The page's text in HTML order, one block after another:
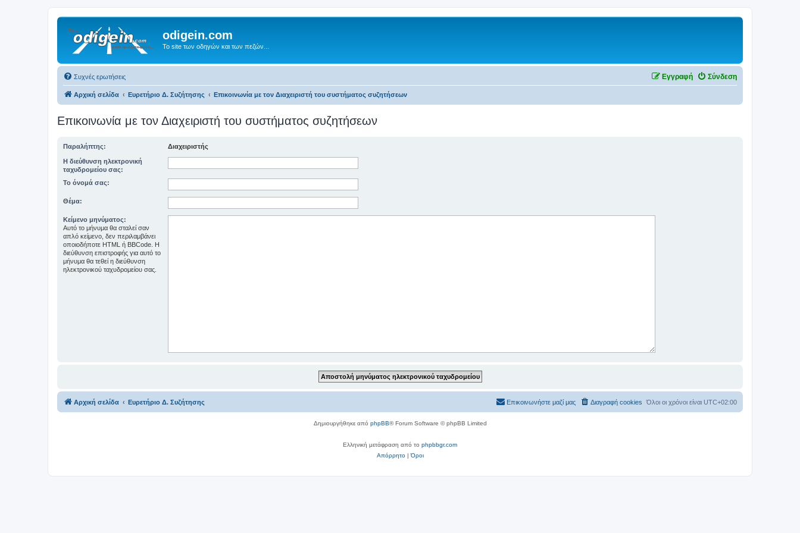
odigein.com
Το site των οδηγών και των πεζών...
Συχνές ερωτήσεις Σύνδεση
Εγγραφή
Αρχική σελίδα Ευρετήριο Δ. Συζήτησης Επικοινωνία με τον Διαχειριστή του συστήματος συζητήσεων
Επικοινωνία με τον Διαχειριστή του συστήματος συζητήσεων
Παραλήπτης: Διαχειριστής
Η διεύθυνση ηλεκτρονική
ταχυδρομείου σας:
Το όνομά σας:
Θέμα:
Κείμενο μηνύματος:
Αυτό το μήνυμα θα σταλεί σαν
απλό κείμενο, δεν περιλαμβάνει
οποιοδήποτε HTML ή BBCode. Η
διεύθυνση επιστροφής για αυτό το
μήνυμα θα τεθεί η διεύθυνση
ηλεκτρονικού ταχυδρομείου σας.
Αρχική σελίδα Ευρετήριο Δ. Συζήτησης Όλοι οι χρόνοι είναι UTC+02:00
Διαγραφή cookies
Επικοινωνήστε μαζί μας
Δημιουργήθηκε από phpBB® Forum Software © phpBB Limited
Ελληνική μετάφραση από το phpbbgr.com
Απόρρητο|Όροι